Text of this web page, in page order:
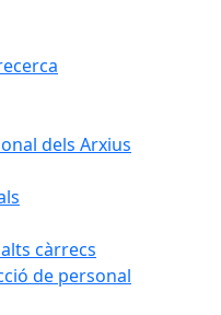
dels Arxius
càrrecs
de personal